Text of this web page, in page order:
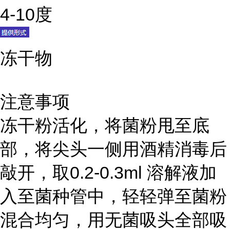
4-10度
冻干物
注意事项
冻干粉活化，将菌粉甩至底
部，将尖头一侧用酒精消毒后
敲开，取0.2-0.3ml 溶解液加
入至菌种管中，轻轻弹至菌粉
混合均匀，用无菌吸头全部吸